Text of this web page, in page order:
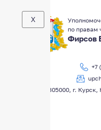
по правам
Фирсов
+7
305000, г.
X